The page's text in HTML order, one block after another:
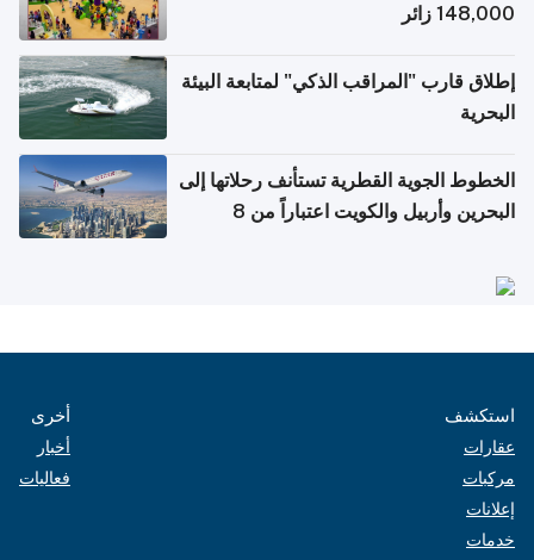
148,000 زائر
إطلاق قارب "المراقب الذكي" لمتابعة البيئة
البحرية
الخطوط الجوية القطرية تستأنف رحلاتها إلى
البحرين وأربيل والكويت اعتباراً من 8
استكشف
عقارات
مركبات
إعلانات
خدمات
أخرى
أخبار
فعاليات